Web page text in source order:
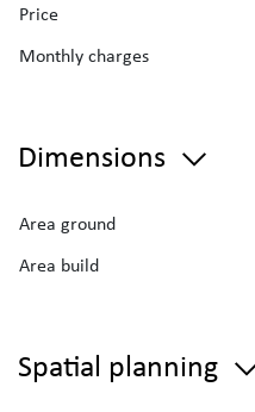
Price
Monthly charges
Dimensions
Area ground
Area build
Spatial planning